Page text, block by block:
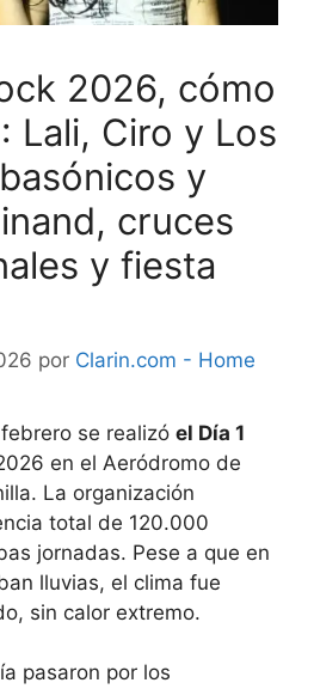
2026, cómo
Lali, Ciro y Los
y
cruces
y fiesta
por Clarin.com - Home
se realizó el Día 1
en el Aeródromo de
La organización
total de 120.000
jornadas. Pese a que en
lluvias, el clima fue
sin calor extremo.
pasaron por los